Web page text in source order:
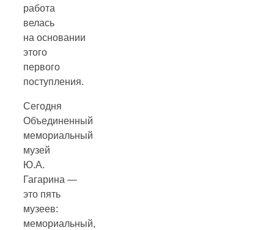
работа
велась
на основании
этого
первого
поступления.
Сегодня
Объединенный
мемориальный
музей
Ю.А.
Гагарина —
это пять
музеев:
мемориальный,